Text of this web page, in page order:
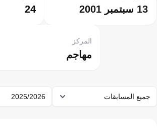
13 سبتمبر 2001 24
مهاجم
المركز
جميع المسابقات 2025/2026